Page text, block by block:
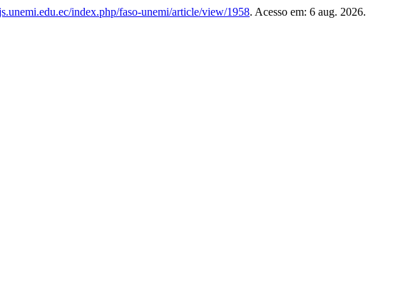
index.php/faso-unemi/article/view/1958. Acesso em: 6 aug. 2026.